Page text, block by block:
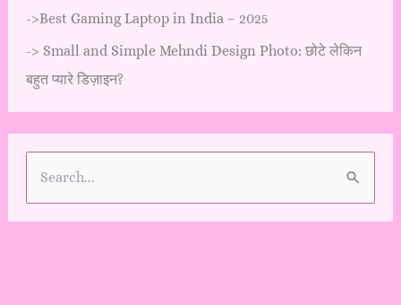
->Best Gaming Laptop in India – 2025
-> Small and Simple Mehndi Design Photo: छोटे लेकिन
बहुत प्यारे डिज़ाइन?